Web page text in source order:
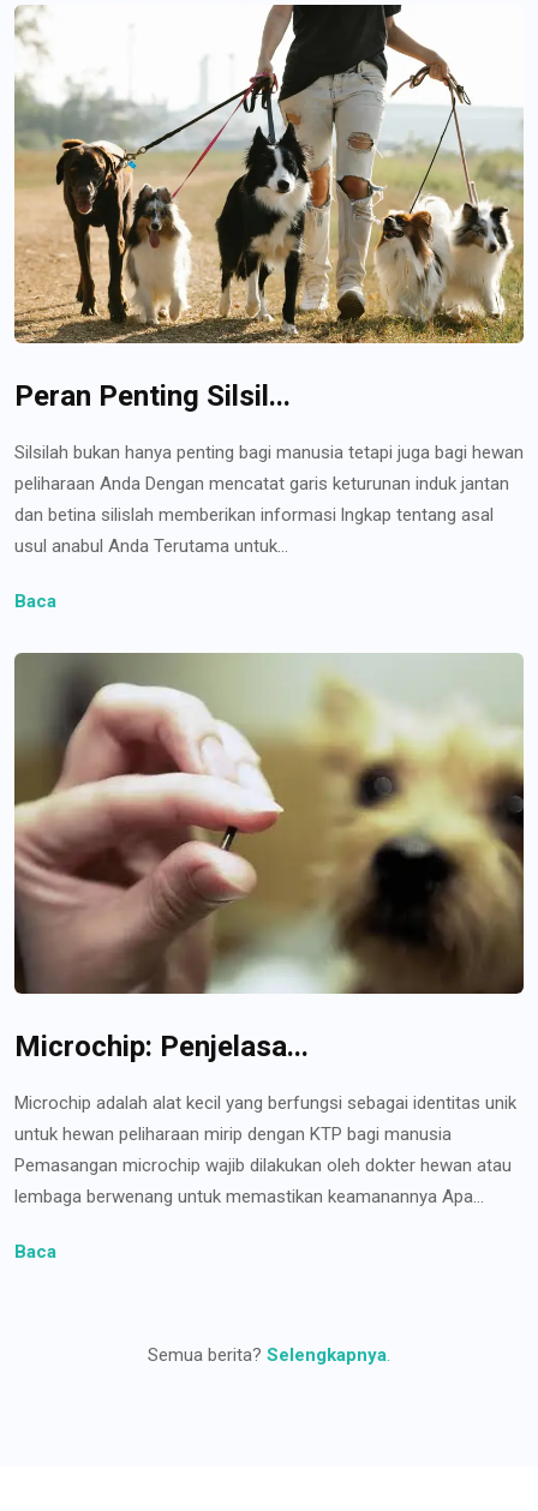
Peran Penting Silsil...
Silsilah bukan hanya penting bagi manusia tetapi juga bagi hewan
peliharaan Anda Dengan mencatat garis keturunan induk jantan
dan betina silislah memberikan informasi lngkap tentang asal
usul anabul Anda Terutama untuk...
Baca
Microchip: Penjelasa...
Microchip adalah alat kecil yang berfungsi sebagai identitas unik
untuk hewan peliharaan mirip dengan KTP bagi manusia
Pemasangan microchip wajib dilakukan oleh dokter hewan atau
lembaga berwenang untuk memastikan keamanannya Apa...
Baca
Semua berita? Selengkapnya